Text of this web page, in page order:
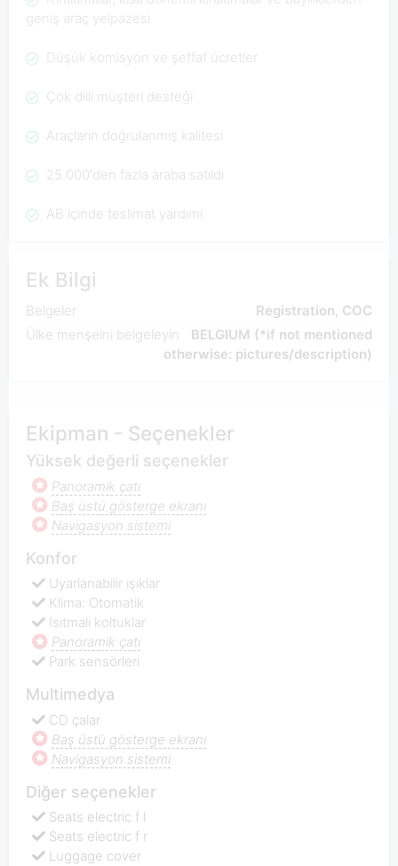
geniş araç yelpazesi
Düşük komisyon ve şeffaf ücretler
Çok dilli müşteri desteği
Araçların doğrulanmış kalitesi
25.000'den fazla araba satıldı
AB içinde teslimat yardımı
Ek Bilgi
Belgeler
Registration, COC
Ülke menşeini belgeleyin
BELGIUM (*if not mentioned
otherwise: pictures/description)
Ekipman - Seçenekler
Yüksek değerli seçenekler
Panoramik çatı
Baş üstü gösterge ekranı
Navigasyon sistemi
Konfor
Uyarlanabilir ışıklar
Klima: Otomatik
Isıtmalı koltuklar
Panoramik çatı
Park sensörleri
Multimedya
CD çalar
Baş üstü gösterge ekranı
Navigasyon sistemi
Diğer seçenekler
Seats electric f l
Seats electric f r
Luggage cover